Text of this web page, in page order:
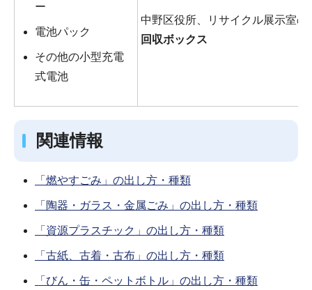
ー
電池パック
その他の小型充電
式電池
中野区役所、リサイクル展示室の
回収ボックス
関連情報
「燃やすごみ」の出し方・種類
「陶器・ガラス・金属ごみ」の出し方・種類
「資源プラスチック」の出し方・種類
「古紙、古着・古布」の出し方・種類
「びん・缶・ペットボトル」の出し方・種類